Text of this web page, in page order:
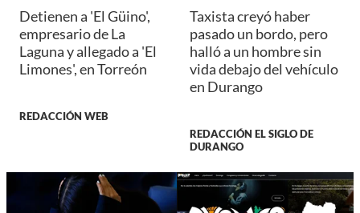
Detienen a 'El Güino',
empresario de La
Laguna y allegado a 'El
Limones', en Torreón
REDACCIÓN WEB
Taxista creyó haber
pasado un bordo, pero
halló a un hombre sin
vida debajo del vehículo
en Durango
REDACCIÓN EL SIGLO DE
DURANGO